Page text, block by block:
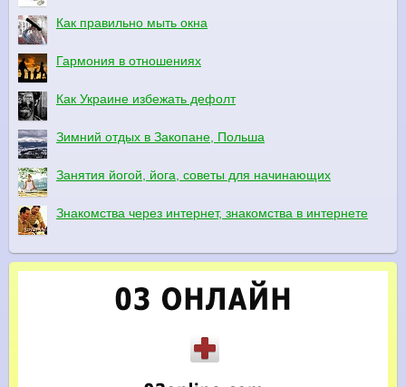
Как правильно мыть окна
Гармония в отношениях
Как Украине избежать дефолт
Зимний отдых в Закопане, Польша
Занятия йогой, йога, советы для начинающих
Знакомства через интернет, знакомства в интернете